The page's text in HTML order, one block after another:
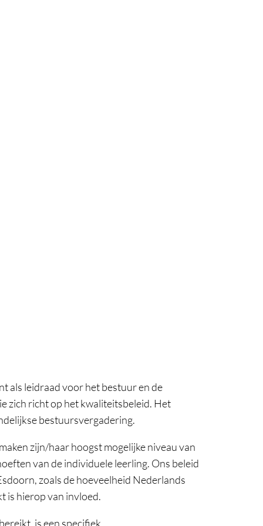
als leidraad voor het bestuur en de
zich richt op het kwaliteitsbeleid. Het
bestuursvergadering.
zijn/haar hoogst mogelijke niveau van
van de individuele leerling. Ons beleid
zoals de hoeveelheid Nederlands
is hierop van invloed.
is een specifiek